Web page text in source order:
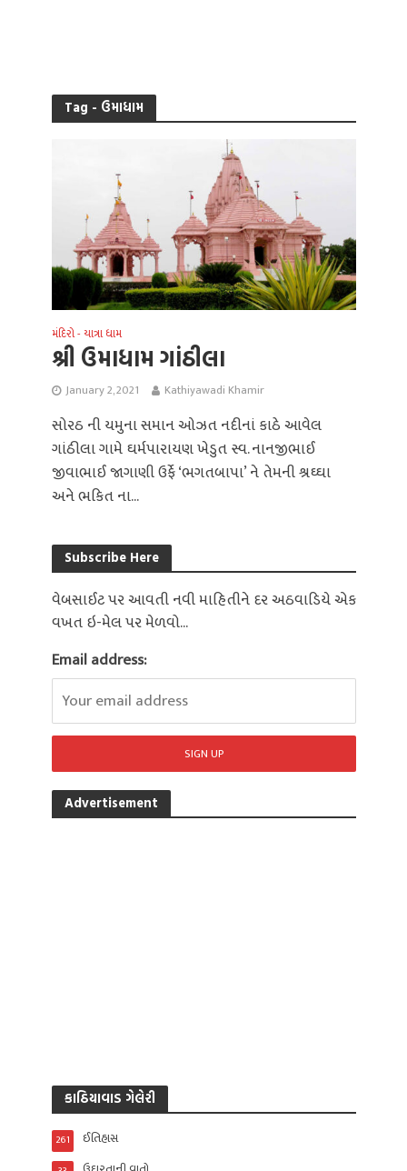
Tag - ઉમાધામ
મંદિરો - યાત્રા ધામ
શ્રી ઉમાધામ ગાંઠીલા
January 2, 2021 Kathiyawadi Khamir
સોરઠ ની યમુના સમાન ઓઝત નદીનાં કાઠે આવેલ
ગાંઠીલા ગામે ઘર્મપારાયણ ખેડુત સ્વ. નાનજીભાઈ
જીવાભાઈ જાગાણી ઉર્ફે ‘ભગતબાપા’ ને તેમની શ્રઘ્ઘા
અને ભકિત ના...
Subscribe Here
વેબસાઈટ પર આવતી નવી માહિતીને દર અઠવાડિયે એક
વખત ઇ-મેલ પર મેળવો...
Email address:
Advertisement
કાઠિયાવાડ ગેલેરી
ઈતિહાસ
261